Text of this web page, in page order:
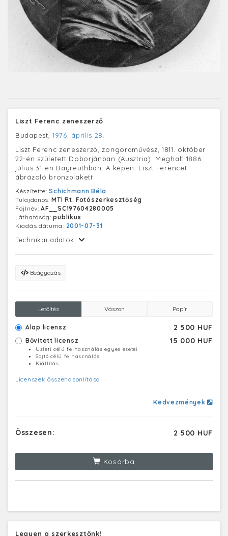
Liszt Ferenc zeneszerző
Budapest, 1976. április 28.
Liszt Ferenc zeneszerző, zongoraművész, 1811. október
22-én született Doborjánban (Ausztria). Meghalt 1886.
július 31-én Bayreuthban. A képen: Liszt Ferencet
ábrázoló bronzplakett.
Készítette:Schichmann Béla
Tulajdonos:MTI Rt. Fotószerkesztőség
Fájlnév:AF__SC197604280005
Láthatóság:publikus
Kiadás dátuma: 2001-07-31
Technikai adatok:
Beágyazás
Letöltés Vászon Papír
Alap licensz 2 500 HUF
Bővített licensz 15 000 HUF
Üzleti célú felhasználás egyes esetei
Sajtó célú felhasználás
Kiállítás
Licenszek összehasonlítása
Kedvezmények
Összesen: 2 500 HUF
Kosárba
Legyen a szerkesztőnk!